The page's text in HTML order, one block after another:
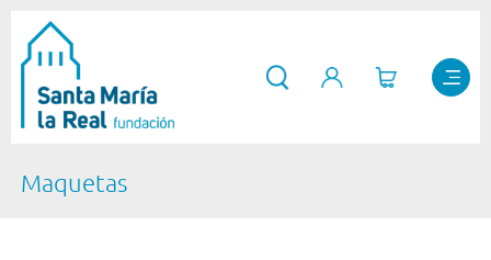
Maquetas